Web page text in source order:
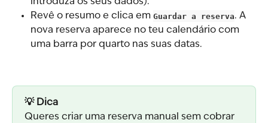
Revê o resumo e clica em Guardar a reserva. A
nova reserva aparece no teu calendário com
uma barra por quarto nas suas datas.
💡 Dica
Queres criar uma reserva manual sem cobrar